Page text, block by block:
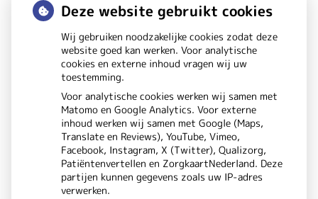
Huisarts Boschdijk
Douglashout32B
5621 DEEindhoven
Deze website gebruikt cookies
Wij gebruiken noodzakelijke cookies zodat deze
website goed kan werken. Voor analytische
cookies en externe inhoud vragen wij uw
toestemming.
Voor analytische cookies werken wij samen met
Matomo en Google Analytics. Voor externe
inhoud werken wij samen met Google (Maps,
Translate en Reviews), YouTube, Vimeo,
Facebook, Instagram, X (Twitter), Qualizorg,
Patiëntenvertellen en ZorgkaartNederland. Deze
partijen kunnen gegevens zoals uw IP-adres
verwerken.